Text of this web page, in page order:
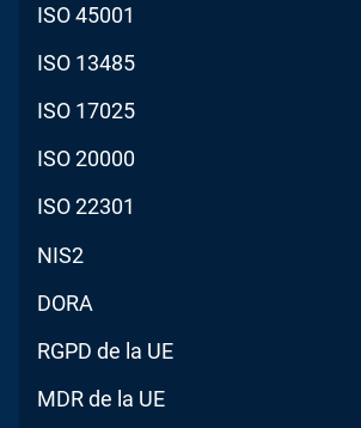
ISO 45001
ISO 13485
ISO 17025
ISO 20000
ISO 22301
NIS2
DORA
RGPD de la UE
MDR de la UE